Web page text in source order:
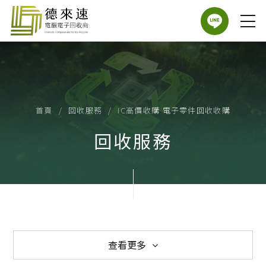
首頁 回收服務 IC高價收購 電子零件回收收購
回收服務
查看更多